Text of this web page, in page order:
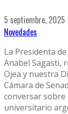
5 septiembre, 2025
Novedades
La Presidenta
Anabel Sagasti,
Ojea y nuestra
Cámara de
conversar
universitario